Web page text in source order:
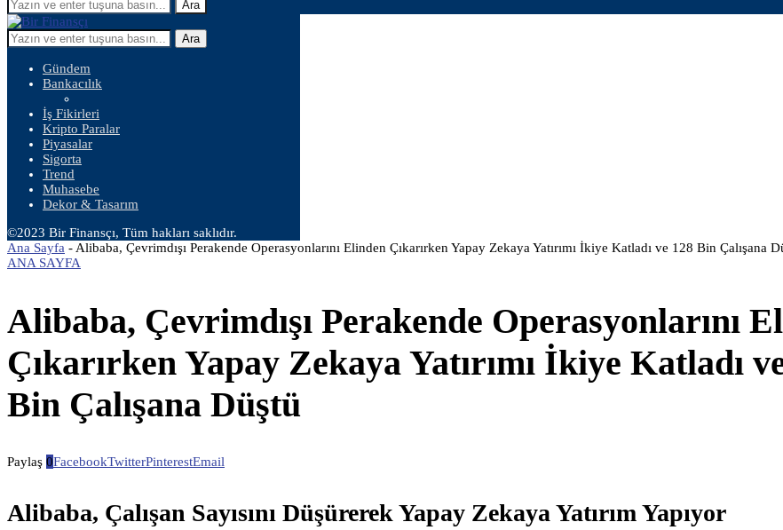
Ara
Ara
Gündem
Bankacılık
İş Fikirleri
Kripto Paralar
Piyasalar
Sigorta
Trend
Muhasebe
Dekor & Tasarım
©2023 Bir Finansçı, Tüm hakları saklıdır.
Ana Sayfa - Alibaba, Çevrimdışı Perakende Operasyonlarını Elinden Çıkarırken Yapay Zekaya Yatırımı İkiye Katladı ve 128 Bin Çalışana
ANA SAYFA
Alibaba, Çevrimdışı Perakende Operasyonlarını
Çıkarırken Yapay Zekaya Yatırımı İkiye Katladı
Bin Çalışana Düştü
Paylaş 0FacebookTwitterPinterestEmail
Alibaba, Çalışan Sayısını Düşürerek Yapay Zekaya Yatırım Yapıyor